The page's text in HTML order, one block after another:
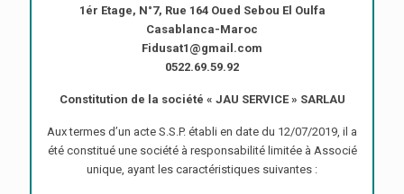
1ér Etage, N°7, Rue 164 Oued Sebou El Oulfa
Casablanca-Maroc
Fidusat1@gmail.com
0522.69.59.92
Constitution de la société « JAU SERVICE » SARLAU
Aux termes d’un acte S.S.P. établi en date du 12/07/2019, il a
été constitué une société à responsabilité limitée à Associé
unique, ayant les caractéristiques suivantes :